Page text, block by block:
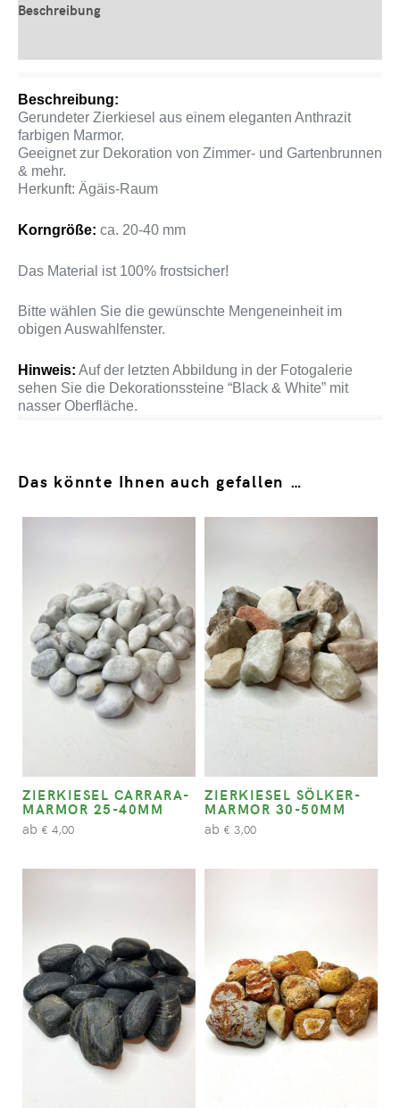
Beschreibung
Beschreibung:
Gerundeter Zierkiesel aus einem eleganten Anthrazit
farbigen Marmor.
Geeignet zur Dekoration von Zimmer- und Gartenbrunnen
& mehr.
Herkunft: Ägäis-Raum
Korngröße: ca. 20-40 mm
Das Material ist 100% frostsicher!
Bitte wählen Sie die gewünschte Mengeneinheit im
obigen Auswahlfenster.
Hinweis: Auf der letzten Abbildung in der Fotogalerie
sehen Sie die Dekorationssteine “Black & White” mit
nasser Oberfläche.
Das könnte Ihnen auch gefallen …
ZIERKIESEL CARRARA-
MARMOR 25-40MM
ab € 4,00
ZIERKIESEL SÖLKER-
MARMOR 30-50MM
ab € 3,00